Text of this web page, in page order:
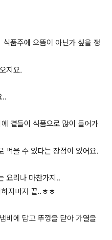
품주에 으뜸이 아닌가 싶을 정
지요.
..
곁들이 식품으로 많이 들어가
먹을 수 있다는 장점이 있어요.
요리나 마찬가지..
자마자 끝..ㅎㅎ
비에 담고 뚜껑을 닫아 가열을